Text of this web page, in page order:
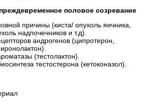
половое созревание
причины (киста/ опухоль яичника,
надпочечников и т.д).
андрогенов (ципротерон,
(тестолактон).
тестостерона (кетоконазол).